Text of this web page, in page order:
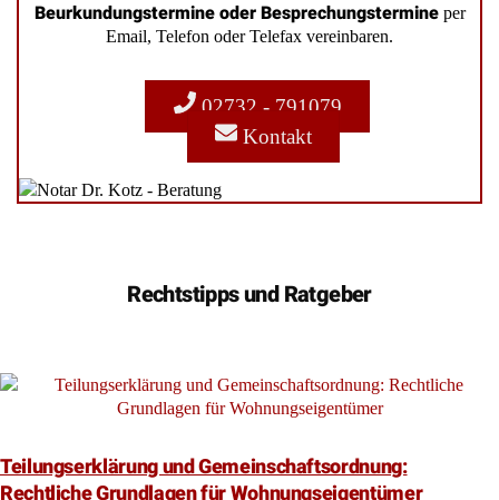
Beurkundungstermine oder Besprechungstermineper
Email, Telefon oder Telefax vereinbaren.
02732 - 791079
Kontakt
Rechtstipps und Ratgeber
Teilungserklärung und Gemeinschaftsordnung:
Rechtliche Grundlagen für Wohnungseigentümer